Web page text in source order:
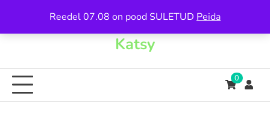
Reedel 07.08 on pood SULETUD Peida
content
Katsy
0